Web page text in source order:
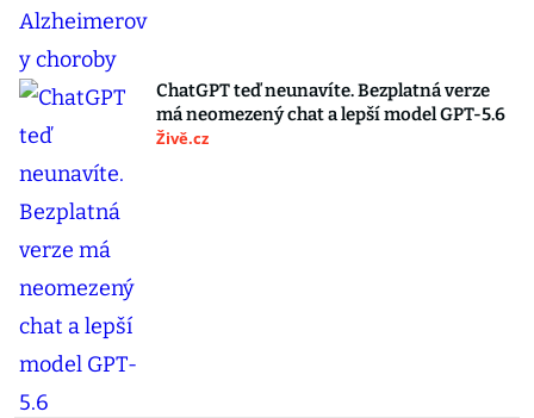
ChatGPT teď neunavíte. Bezplatná verze
má neomezený chat a lepší model GPT-5.6
Živě.cz